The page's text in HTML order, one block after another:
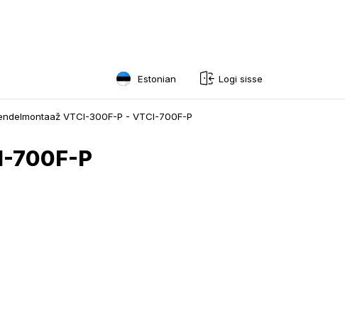
Estonian Logi sisse
VTCI-300F-P - VTCI-700F-P
700F-P